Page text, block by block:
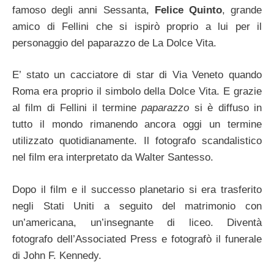
famoso degli anni Sessanta, Felice Quinto, grande
amico di Fellini che si ispirò proprio a lui per il
personaggio del paparazzo de La Dolce Vita.
E’ stato un cacciatore di star di Via Veneto quando
Roma era proprio il simbolo della Dolce Vita. E grazie
al film di Fellini il terminepaparazzo si è diffuso in
tutto il mondo rimanendo ancora oggi un termine
utilizzato quotidianamente. Il fotografo scandalistico
nel film era interpretato da Walter Santesso.
Dopo il film e il successo planetario si era trasferito
negli Stati Uniti a seguito del matrimonio con
un’americana, un’insegnante di liceo. Diventà
fotografo dell’Associated Press e fotografò il funerale
di John F. Kennedy.